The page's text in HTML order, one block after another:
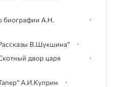
биографии А.Н.
В.Шукшина”
двор царя
А.И.Куприн